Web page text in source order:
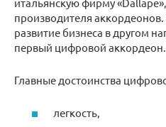
производителя
развитие бизнеса в другом
первый цифровой аккордеон.
Главные достоинства
легкость,